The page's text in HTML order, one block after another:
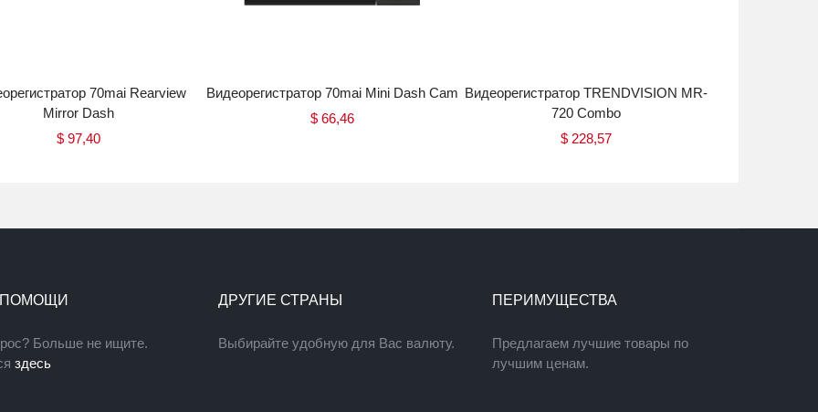
70mai Rearview
Mirror Dash
$ 97,40
Видеорегистратор 70mai Mini Dash Cam
$ 66,46
Видеорегистратор TRENDVISION MR-
720 Combo
$ 228,57
ПОМОЩИ
Больше не ищите.
здесь
ДРУГИЕ СТРАНЫ
Выбирайте удобную для Вас валюту.
ПЕРИМУЩЕСТВА
Предлагаем лучшие товары по
лучшим ценам.